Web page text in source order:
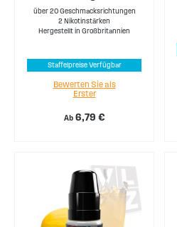
über 20 Geschmacksrichtungen
2 Nikotinstärken
Hergestellt in Großbritannien
Staffelpreise Verfügbar
Ab 6,79 €
Bewerten Sie als
Erster